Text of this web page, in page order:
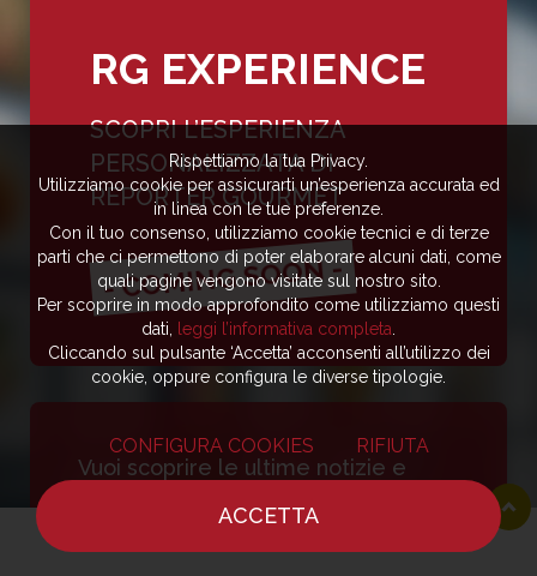
RG EXPERIENCE
SCOPRI L’ESPERIENZA
PERSONALIZZATA DI
REPORTER GOURMET
- COMING SOON -
Vuoi scoprire le ultime notizie e
ricette dei più grandi chef e
Rispettiamo la tua Privacy.
Utilizziamo cookie per assicurarti un’esperienza accurata ed
in linea con le tue preferenze.
Con il tuo consenso, utilizziamo cookie tecnici e di terze
parti che ci permettono di poter elaborare alcuni dati, come
quali pagine vengono visitate sul nostro sito.
Per scoprire in modo approfondito come utilizziamo questi
dati,
leggi l’informativa completa
Cliccando sul pulsante ‘Accetta’ acconsenti all’utilizzo dei
cookie, oppure configura le diverse tipologie.
CONFIGURA COOKIES RIFIUTA
ACCETTA